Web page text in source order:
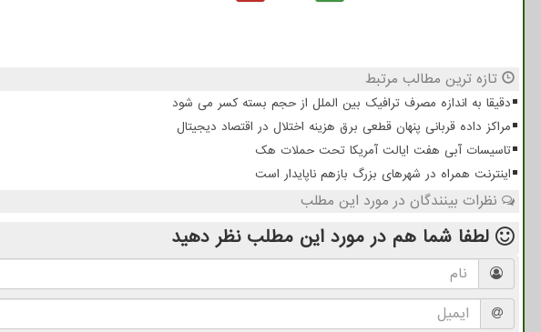
تازه ترین مطالب مرتبط
دقیقا به اندازه مصرف ترافیک بین الملل از حجم بسته کسر می شود
مراکز داده قربانی پنهان قطعی برق هزینه اختلال در اقتصاد دیجیتال
تاسیسات آبی هفت ایالت آمریکا تحت حملات هک
اینترنت همراه در شهرهای بزرگ بازهم ناپایدار است
نظرات بینندگان در مورد این مطلب
لطفا شما هم در مورد این مطلب نظر دهید